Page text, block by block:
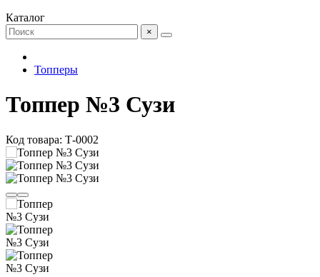
Каталог
×
Топперы
Топпер №3 Сузи
Код товара: Т-0002